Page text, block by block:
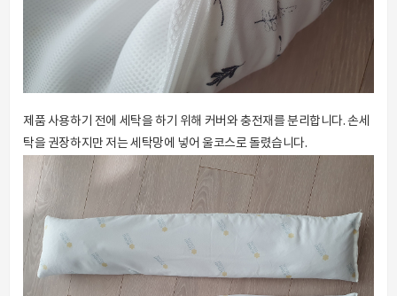
제품 사용하기 전에 세탁을 하기 위해 커버와 충전재를 분리합니다. 손세
탁을 권장하지만 저는 세탁망에 넣어 울코스로 돌렸습니다.